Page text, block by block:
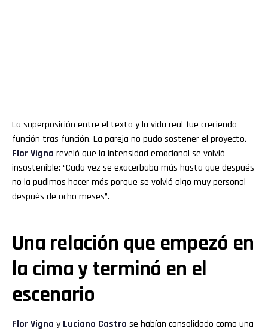
La superposición entre el texto y la vida real fue creciendo
función tras función. La pareja no pudo sostener el proyecto.
FlorVigna reveló que la intensidad emocional se volvió
insostenible: “Cada vez se exacerbaba más hasta que después
no la pudimos hacer más porque se volvió algo muy personal
después de ocho meses”.
Una relación que empezó en
la cima y terminó en el
escenario
FlorVigna y Luciano Castro se habían consolidado como una